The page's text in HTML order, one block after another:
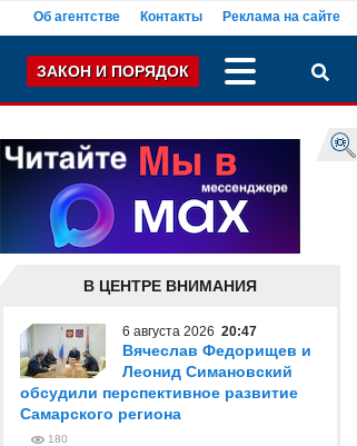
Об агентстве Контакты Реклама на сайте
ЗАКОН И ПОРЯДОК
В ЦЕНТРЕ ВНИМАНИЯ
6 августа 2026 20:47
Вячеслав Федорищев и
Леонид Симановский
обсудили перспективное развитие
Самарского региона
180